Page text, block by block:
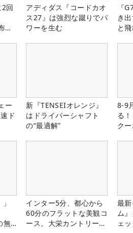
回
アディダス『コードカオ
ス27』は強烈な蹴りでパ
ワーを生む
『
き
と
ー
ド
新『TENSEIオレンジ』
はドライバーシャフト
の“最適解”
8-9
る
ク
無
インター5分、都心から
60分のフラットな美観コ
ース。大栄カントリー俱
最
ム
ェ